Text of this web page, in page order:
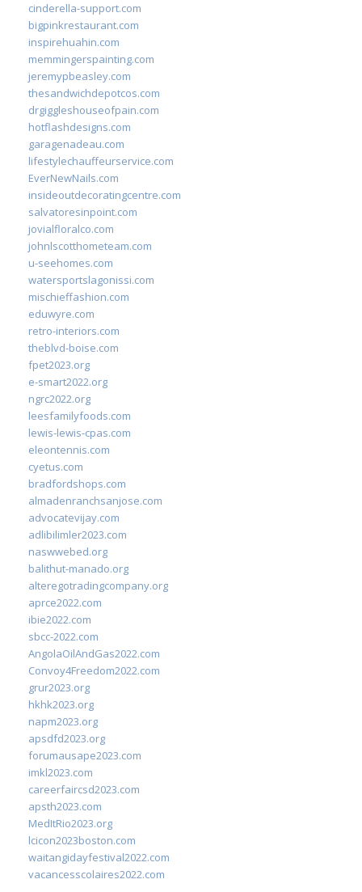
cinderella-support.com
bigpinkrestaurant.com
inspirehuahin.com
memmingerspainting.com
jeremypbeasley.com
thesandwichdepotcos.com
drgiggleshouseofpain.com
hotflashdesigns.com
garagenadeau.com
lifestylechauffeurservice.com
EverNewNails.com
insideoutdecoratingcentre.com
salvatoresinpoint.com
jovialfloralco.com
johnlscotthometeam.com
u-seehomes.com
watersportslagonissi.com
mischieffashion.com
eduwyre.com
retro-interiors.com
theblvd-boise.com
fpet2023.org
e-smart2022.org
ngrc2022.org
leesfamilyfoods.com
lewis-lewis-cpas.com
eleontennis.com
cyetus.com
bradfordshops.com
almadenranchsanjose.com
advocatevijay.com
adlibilimler2023.com
naswwebed.org
balithut-manado.org
alteregotradingcompany.org
aprce2022.com
ibie2022.com
sbcc-2022.com
AngolaOilAndGas2022.com
Convoy4Freedom2022.com
grur2023.org
hkhk2023.org
napm2023.org
apsdfd2023.org
forumausape2023.com
imkl2023.com
careerfaircsd2023.com
apsth2023.com
MedItRio2023.org
lcicon2023boston.com
waitangidayfestival2022.com
vacancesscolaires2022.com